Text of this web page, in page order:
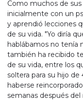
Como muchos de
inicialmente con un
y aprendió lecciones
de su vida. "Yo diría
hablábamos no tenía
también ha recibido
de su vida, entre los
soltera para su hijo
haberse
semanas después